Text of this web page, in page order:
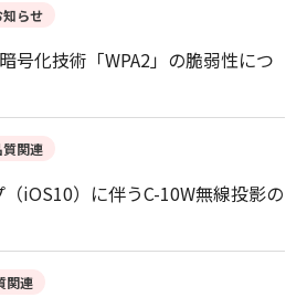
知らせ
号化技術「WPA2」の脆弱性につ
質関連
iOS10）に伴うC-10W無線投影の
関連